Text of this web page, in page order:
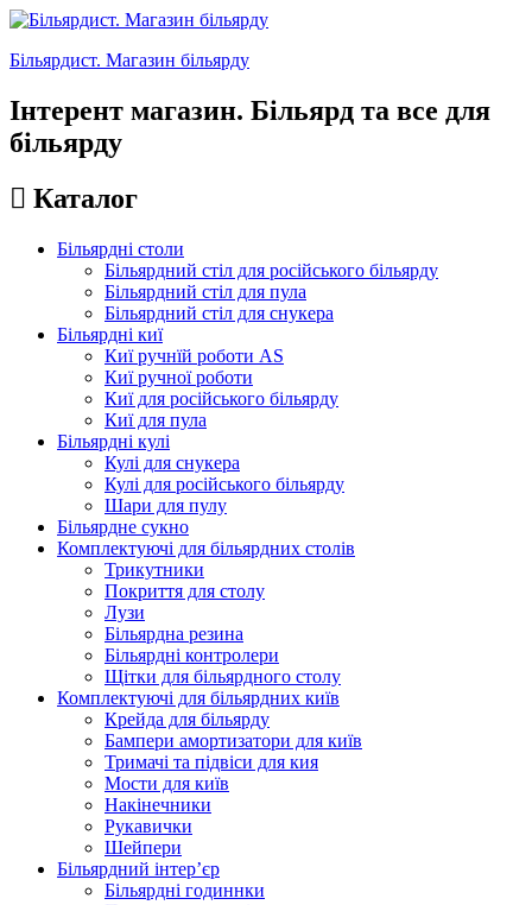
Більярдист. Магазин більярду
Інтерент магазин. Більярд та все для
більярду
Каталог
Більярдні столи
Більярдний стіл для російського більярду
Більярдний стіл для пула
Більярдний стіл для снукера
Більярдні киї
Киї ручнїй роботи AS
Киї ручної роботи
Киї для російського більярду
Киї для пула
Більярдні кулі
Кулі для снукера
Кулі для російського більярду
Шари для пулу
Більярдне сукно
Комплектуючі для більярдних столів
Трикутники
Покриття для столу
Лузи
Більярдна резина
Більярдні контролери
Щітки для більярдного столу
Комплектуючі для більярдних київ
Крейда для більярду
Бампери амортизатори для київ
Тримачі та підвіси для кия
Мости для київ
Накінечники
Рукавички
Шейпери
Більярдний інтер’єр
Більярдні годиннки